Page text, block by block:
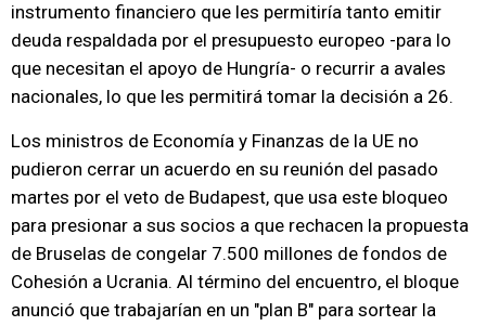
instrumento financiero que les permitiría tanto emitir
deuda respaldada por el presupuesto europeo -para lo
que necesitan el apoyo de Hungría- o recurrir a avales
nacionales, lo que les permitirá tomar la decisión a 26.
Los ministros de Economía y Finanzas de la UE no
pudieron cerrar un acuerdo en su reunión del pasado
martes por el veto de Budapest, que usa este bloqueo
para presionar a sus socios a que rechacen la propuesta
de Bruselas de congelar 7.500 millones de fondos de
Cohesión a Ucrania. Al término del encuentro, el bloque
anunció que trabajarían en un "plan B" para sortear la